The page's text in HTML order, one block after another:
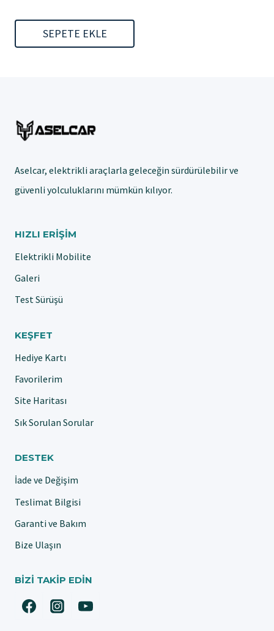
SEPETE EKLE
Aselcar, elektrikli araçlarla geleceğin sürdürülebilir ve
güvenli yolculuklarını mümkün kılıyor.
HIZLI ERIŞIM
Elektrikli Mobilite
Galeri
Test Sürüşü
KEŞFET
Hediye Kartı
Favorilerim
Site Haritası
Sık Sorulan Sorular
DESTEK
İade ve Değişim
Teslimat Bilgisi
Garanti ve Bakım
Bize Ulaşın
BIZI TAKIP EDIN